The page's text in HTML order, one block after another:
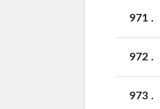
971
972
973